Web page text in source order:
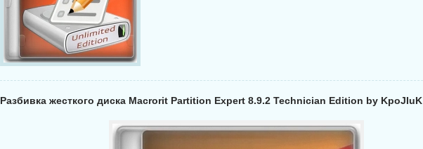
Разбивка жесткого диска Macrorit Partition Expert 8.9.2 Technician Edition by KpoJIuK